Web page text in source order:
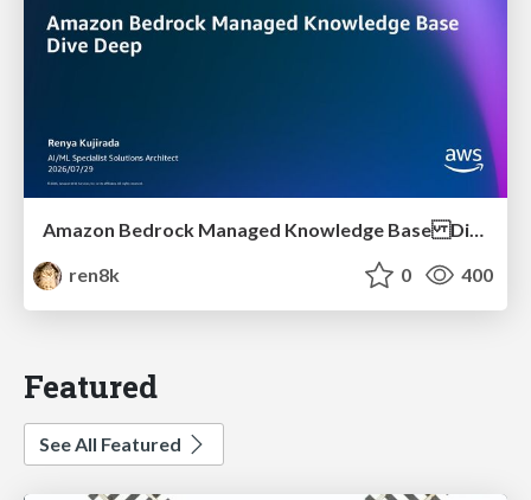
Amazon Bedrock Managed Knowledge Base Dive Deep
ren8k
0 400
Featured
See All Featured